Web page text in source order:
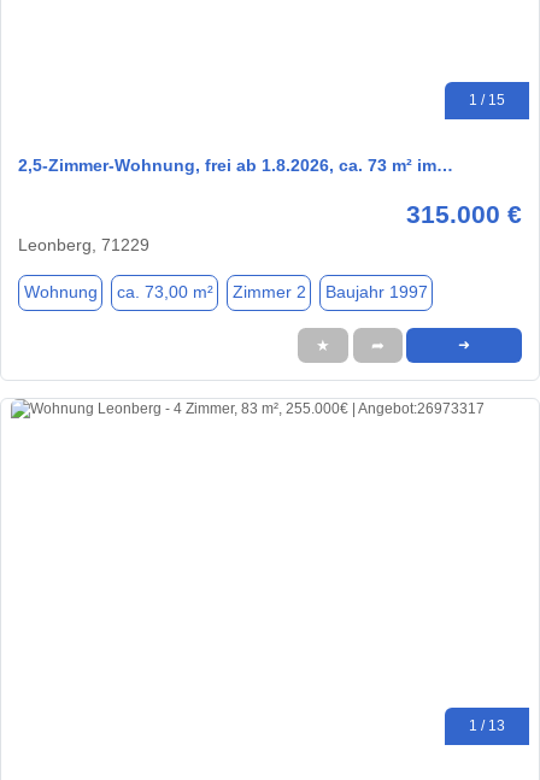
1 / 15
2,5-Zimmer-Wohnung, frei ab 1.8.2026, ca. 73 m² im…
315.000 €
Leonberg, 71229
Wohnung ca. 73,00 m² Zimmer 2 Baujahr 1997
★ ➦ ➜
1 / 13